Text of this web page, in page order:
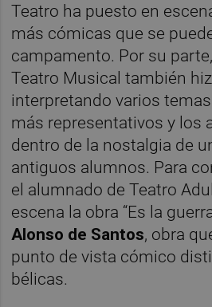
Teatro ha puesto en
más cómicas que se
campamento. Por su
Teatro Musical también
interpretando varios
más representativos y los
dentro de la nostalgia de
antiguos alumnos. Para
el alumnado de Teatro
escena la obra “Es la
Alonso de Santos, obra
punto de vista cómico
bélicas.